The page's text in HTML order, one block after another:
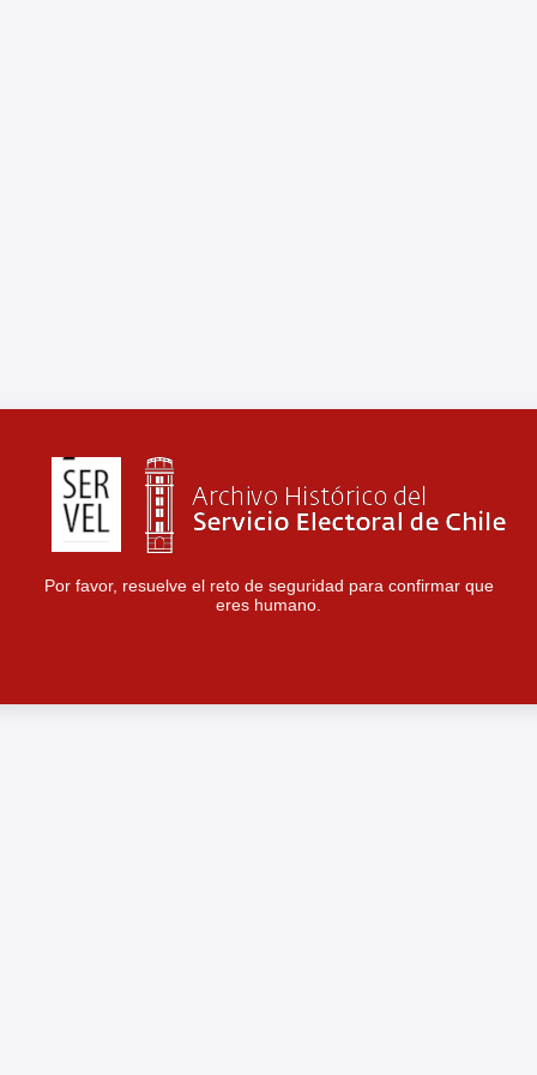
Por favor, resuelve el reto de seguridad para confirmar que
eres humano.